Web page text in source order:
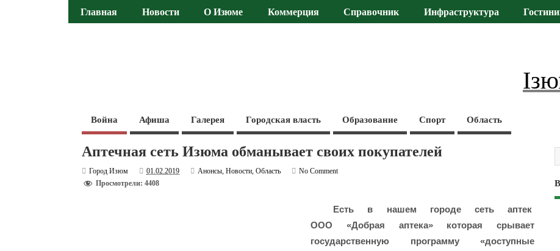
Главная Новости О Изюме Коммерция Справочник Инфраструктура
Война Афиша Галерея Городская власть Образование Спорт Область
Аптечная сеть Изюма обманывает своих покупателей
Город Изюм 01.02.2019 Анонсы,Новости,Область
No Comment
Просмотрели: 4408
Есть в нашем городе сеть аптек
ООО «Добрая аптека» которая срывает
государственную программу «доступные